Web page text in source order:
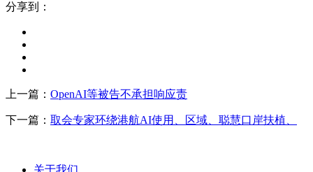
分享到：
上一篇： OpenAI等被告不承担响应责
下一篇： 取会专家环绕港航AI使用、区域、聪慧口岸扶植、